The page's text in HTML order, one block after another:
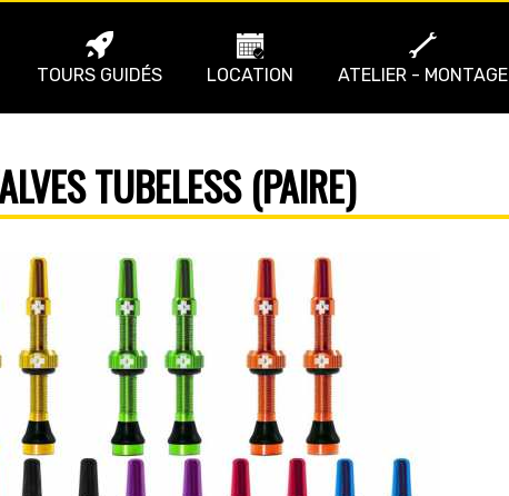
TOURS GUIDÉS LOCATION ATELIER - MONTAGE
TUBELESS (PAIRE)